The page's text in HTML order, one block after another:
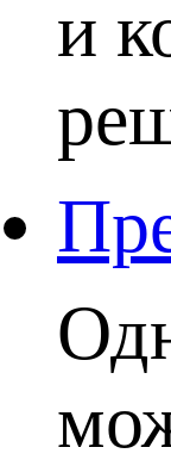
и